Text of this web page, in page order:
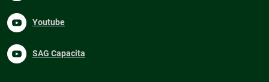
Youtube
SAG Capacita